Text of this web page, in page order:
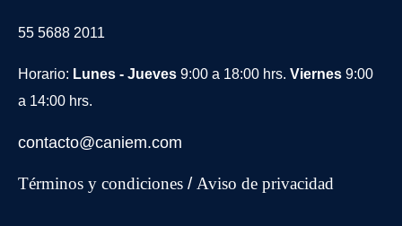
55 5688 2011
Horario: Lunes - Jueves 9:00 a 18:00 hrs. Viernes 9:00
a 14:00 hrs.
contacto@caniem.com
Términos y condiciones / Aviso de privacidad